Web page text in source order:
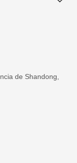
de Shandong,